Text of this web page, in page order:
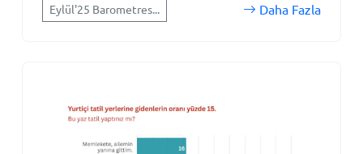
Eylül'25 Barometres... Daha Fazla